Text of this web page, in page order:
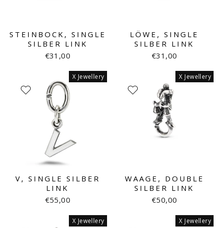
STEINBOCK, SINGLE
SILBER LINK
€31,00
LÖWE, SINGLE
SILBER LINK
€31,00
X Jewellery
V, SINGLE SILBER
LINK
€55,00
X Jewellery
WAAGE, DOUBLE
SILBER LINK
€50,00
X Jewellery X Jewellery